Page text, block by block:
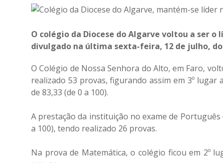
O colégio da Diocese do Algarve voltou a ser
divulgado na última sexta-feira, 12 de julho,
O Colégio de Nossa Senhora do Alto, em Faro,
realizado 53 provas, figurando assim em 3º lugar
de 83,33 (de 0 a 100).
A prestação da instituição no exame de
a 100), tendo realizado 26 provas.
Na prova de Matemática, o colégio ficou em 2º